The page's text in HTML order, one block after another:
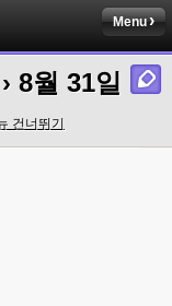
Menu
› 8월 31일
건너뛰기